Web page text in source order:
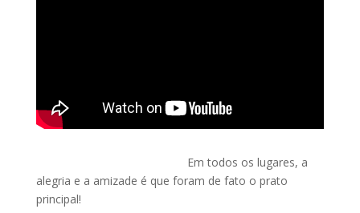
Em todos os lugares, a
alegria e a amizade é que foram de fato o prato
principal!